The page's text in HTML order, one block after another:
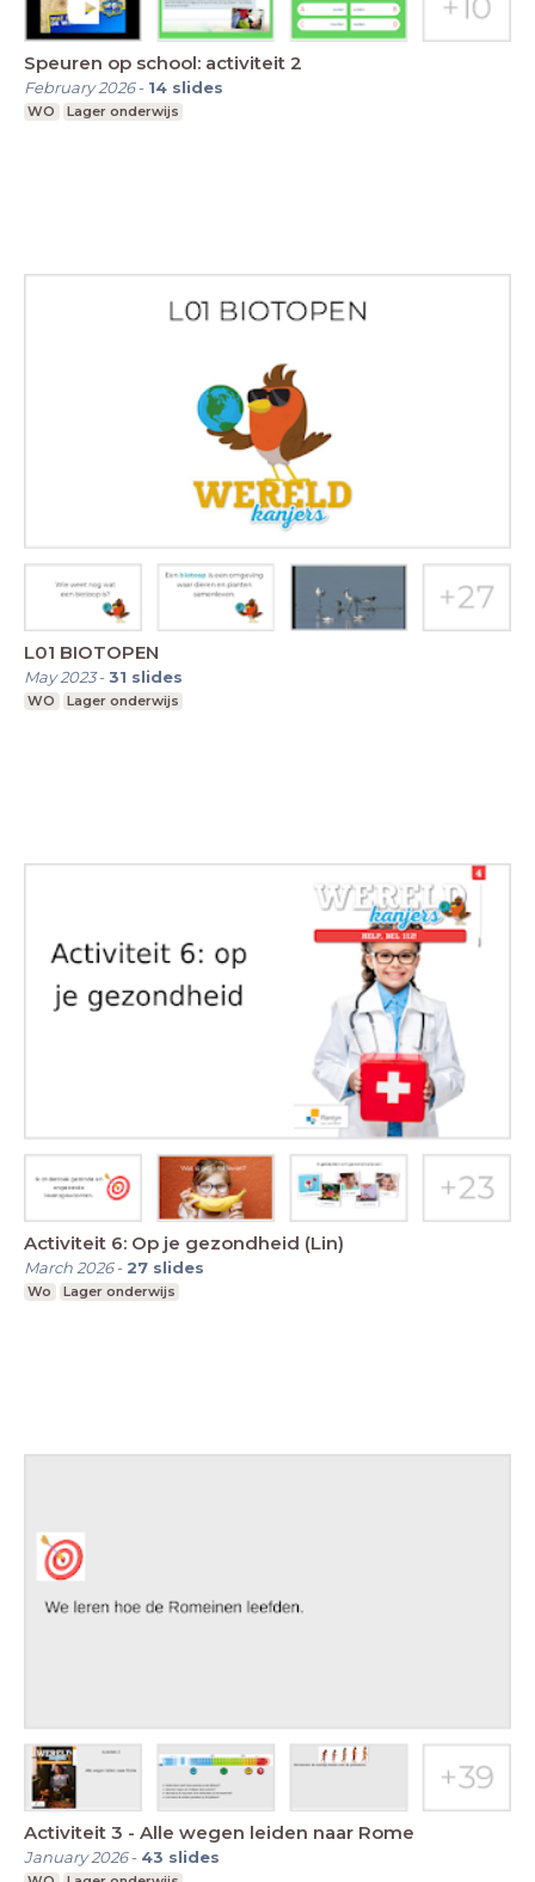
Speuren op school: activiteit 2
February 2026- 14 slides
WO Lager onderwijs
L01 BIOTOPEN
May 2023-31 slides
WO Lager onderwijs
Activiteit 6: Op je gezondheid (Lin)
March 2026- 27 slides
Wo Lager onderwijs
Activiteit 3 - Alle wegen leiden naar Rome
January 2026- 43 slides